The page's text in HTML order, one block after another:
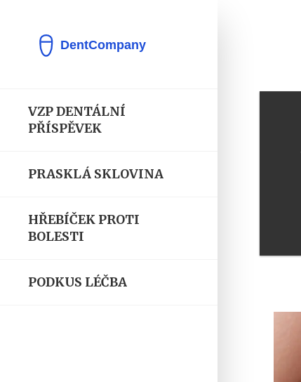
VZP DENTÁLNÍ
PŘÍSPĚVEK
PRASKLÁ SKLOVINA
HŘEBÍČEK PROTI
BOLESTI
PODKUS LÉČBA